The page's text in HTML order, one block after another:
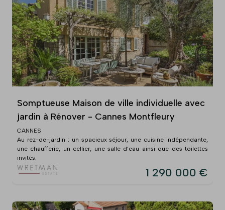
Somptueuse Maison de ville individuelle avec
jardin à Rénover - Cannes Montfleury
CANNES
Au rez-de-jardin : un spacieux séjour, une cuisine indépendante,
une chaufferie, un cellier, une salle d’eau ainsi que des toilettes
invités.
1 290 000 €